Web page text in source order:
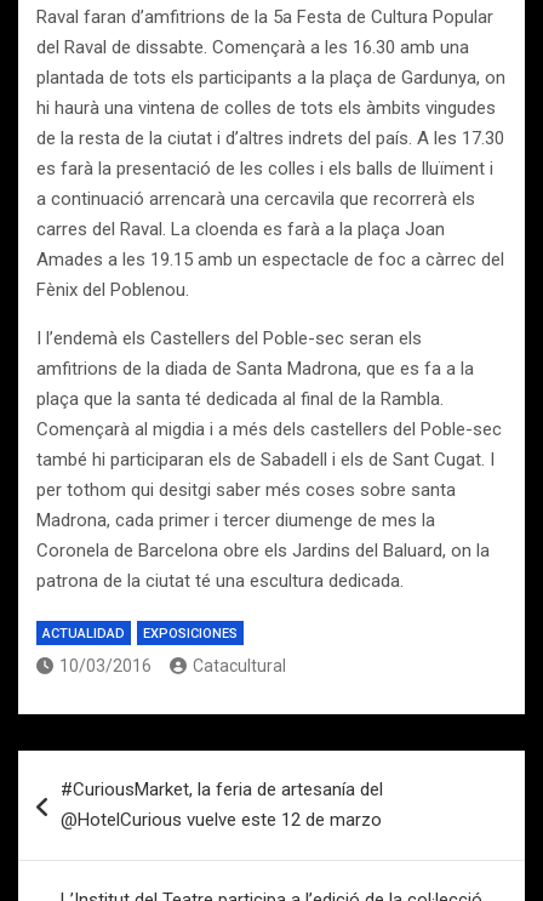
Raval faran d’amfitrions de la 5a Festa de Cultura Popular
del Raval de dissabte. Començarà a les 16.30 amb una
plantada de tots els participants a la plaça de Gardunya, on
hi haurà una vintena de colles de tots els àmbits vingudes
de la resta de la ciutat i d’altres indrets del país. A les 17.30
es farà la presentació de les colles i els balls de lluïment i
a continuació arrencarà una cercavila que recorrerà els
carres del Raval. La cloenda es farà a la plaça Joan
Amades a les 19.15 amb un espectacle de foc a càrrec del
Fènix del Poblenou.
I l’endemà els Castellers del Poble-sec seran els
amfitrions de la diada de Santa Madrona, que es fa a la
plaça que la santa té dedicada al final de la Rambla.
Començarà al migdia i a més dels castellers del Poble-sec
també hi participaran els de Sabadell i els de Sant Cugat. I
per tothom qui desitgi saber més coses sobre santa
Madrona, cada primer i tercer diumenge de mes la
Coronela de Barcelona obre els Jardins del Baluard, on la
patrona de la ciutat té una escultura dedicada.
ACTUALIDAD EXPOSICIONES
10/03/2016 Catacultural
de
#CuriousMarket, la feria de artesanía del
@HotelCurious vuelve este 12 de marzo